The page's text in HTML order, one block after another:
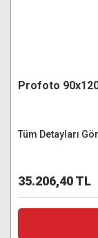
Profoto
Tüm Detayları Gör
35.206,40 TL